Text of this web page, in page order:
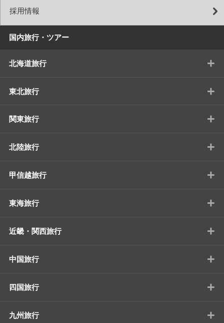
採用情報
国内旅行・ツアー
北海道旅行 +
東北旅行 +
関東旅行 +
北陸旅行 +
甲信越旅行 +
東海旅行 +
近畿・関西旅行 +
中国旅行 +
四国旅行 +
九州旅行 +